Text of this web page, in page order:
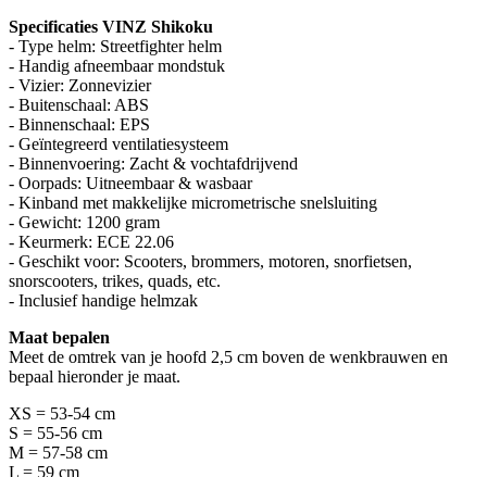
Specificaties VINZ Shikoku
- Type helm: Streetfighter helm
- Handig afneembaar mondstuk
- Vizier: Zonnevizier
- Buitenschaal: ABS
- Binnenschaal: EPS
- Geïntegreerd ventilatiesysteem
- Binnenvoering: Zacht & vochtafdrijvend
- Oorpads: Uitneembaar & wasbaar
- Kinband met makkelijke micrometrische snelsluiting
- Gewicht: 1200 gram
- Keurmerk: ECE 22.06
- Geschikt voor: Scooters, brommers, motoren, snorfietsen,
snorscooters, trikes, quads, etc.
- Inclusief handige helmzak
Maat bepalen
Meet de omtrek van je hoofd 2,5 cm boven de wenkbrauwen en
bepaal hieronder je maat.
XS = 53-54 cm
S = 55-56 cm
M = 57-58 cm
L = 59 cm